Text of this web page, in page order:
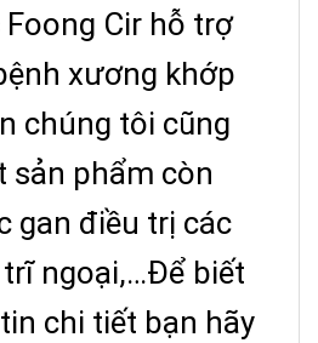
Cir hỗ trợ
xương khớp
chúng tôi cũng
sản phẩm còn
gan điều trị các
ngoại,…Để biết
chi tiết bạn hãy